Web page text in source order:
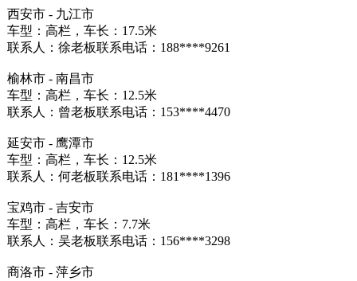
西安市 - 九江市
车型：高栏，车长：17.5米
联系人：徐老板联系电话：188****9261
榆林市 - 南昌市
车型：高栏，车长：12.5米
联系人：曾老板联系电话：153****4470
延安市 - 鹰潭市
车型：高栏，车长：12.5米
联系人：何老板联系电话：181****1396
宝鸡市 - 吉安市
车型：高栏，车长：7.7米
联系人：吴老板联系电话：156****3298
商洛市 - 萍乡市